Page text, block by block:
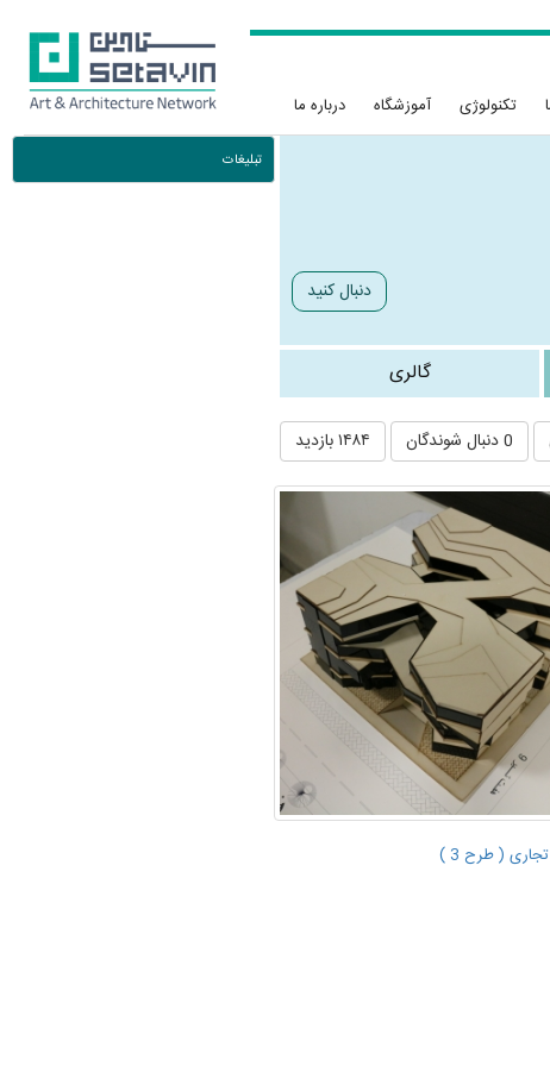
تکنولوژی آموزشگاه درباره ما
دنبال کنید
گالری
0 دنبال شوندگان ۱۴۸۴ بازدید
( طرح 3 )
تبلیغات